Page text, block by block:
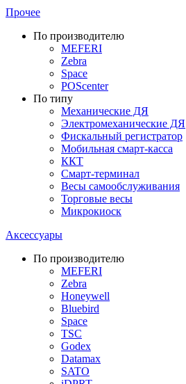
Прочее
По производителю
MEFERI
Zebra
Space
POScenter
По типу
Механические ДЯ
Электромеханические ДЯ
Фискальный регистратор
Мобильная смарт-касса
ККТ
Смарт-терминал
Весы самообслуживания
Торговые весы
Микрокиоск
Аксессуары
По производителю
MEFERI
Zebra
Honeywell
Bluebird
Space
TSC
Godex
Datamax
SATO